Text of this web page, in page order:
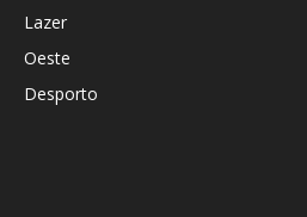
Lazer
Oeste
Desporto